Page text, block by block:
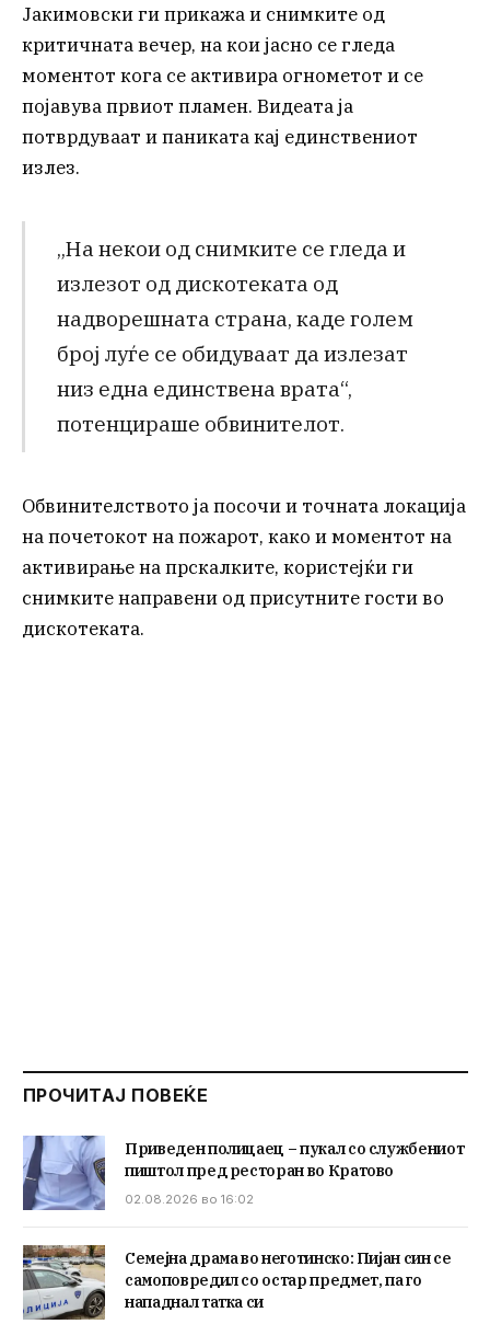
Јакимовски ги прикажа и снимките од
критичната вечер, на кои јасно се гледа
моментот кога се активира огнометот и се
појавува првиот пламен. Видеата ја
потврдуваат и паниката кај единствениот
излез.
„На некои од снимките се гледа и
излезот од дискотеката од
надворешната страна, каде голем
број луѓе се обидуваат да излезат
низ една единствена врата“,
потенцираше обвинителот.
Обвинителството ја посочи и точната локација
на почетокот на пожарот, како и моментот на
активирање на прскалките, користејќи ги
снимките направени од присутните гости во
дискотеката.
ПРОЧИТАЈ ПОВЕЌЕ
Приведен полицаец – пукал со службениот
пиштол пред ресторан во Кратово
02.08.2026 во 16:02
Семејна драма во неготинско: Пијан син се
самоповредил со остар предмет, па го
нападнал татка си